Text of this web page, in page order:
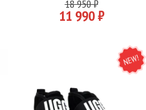
18 950 ₽
11 990 ₽
NEW